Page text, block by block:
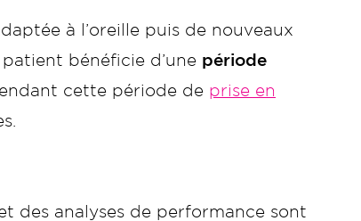
à l’oreille puis de nouveaux
bénéficie d’une période
cette période de prise en
des analyses de performance sont